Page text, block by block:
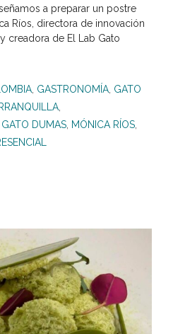
a preparar un postre
Ríos, directora de innovación
creadora de El Lab Gato
GASTRONOMÍA GATO
GATO DUMAS MÓNICA RÍOS